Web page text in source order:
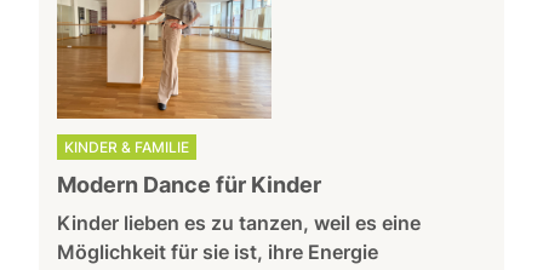
KINDER & FAMILIE
Modern Dance für Kinder
Kinder lieben es zu tanzen, weil es eine
Möglichkeit für sie ist, ihre Energie